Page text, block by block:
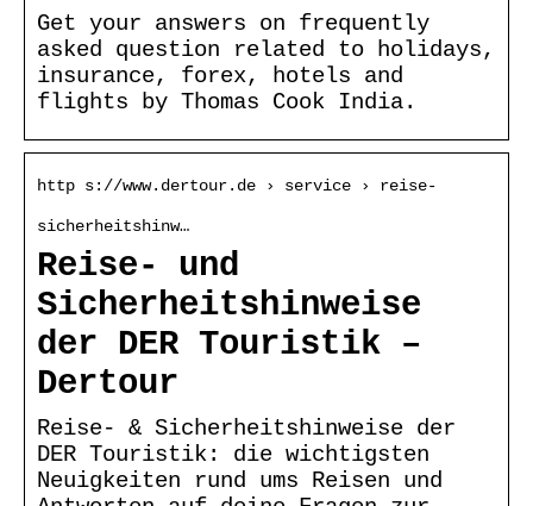
Get your answers on frequently
asked question related to holidays,
insurance, forex, hotels and
flights by Thomas Cook India.
http s://www.dertour.de › service › reise-
sicherheitshinw…
Reise- und
Sicherheitshinweise
der DER Touristik –
Dertour
Reise- & Sicherheitshinweise der
DER Touristik: die wichtigsten
Neuigkeiten rund ums Reisen und